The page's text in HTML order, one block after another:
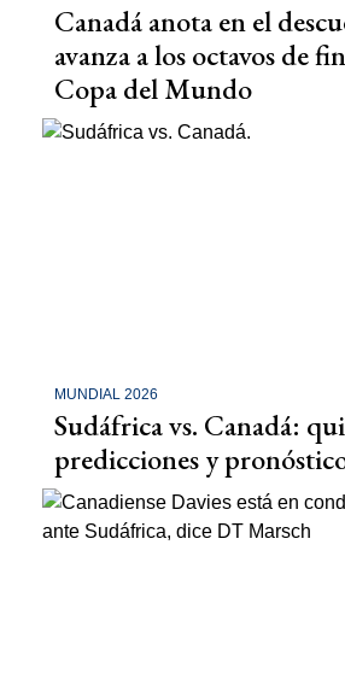
Canadá anota en el
avanza a los octavos de
Copa del Mundo
MUNDIAL 2026
Sudáfrica vs. Canadá:
predicciones y